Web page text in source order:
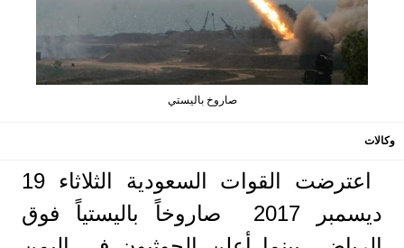
صاروخ باليستي
وكالات
اعترضت القوات السعودية الثلاثاء 19
ديسمبر 2017 صاروخاً باليستياً فوق